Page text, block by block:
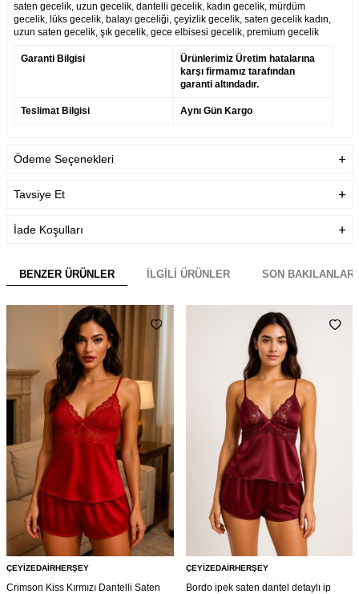
saten gecelik, uzun gecelik, dantelli gecelik, kadın gecelik, mürdüm
gecelik, lüks gecelik, balayı geceliği, çeyizlik gecelik, saten gecelik kadın,
uzun saten gecelik, şık gecelik, gece elbisesi gecelik, premium gecelik
Garanti Bilgisi
Ürünlerimiz Üretim hatalarına
karşı firmamız tarafından
garanti altındadır.
Teslimat Bilgisi Aynı Gün Kargo
Ödeme Seçenekleri
Tavsiye Et
İade Koşulları
BENZER ÜRÜNLER İLGILI ÜRÜNLER SON BAKILANLAR
ÇEYIZEDAIRHERŞEY
Crimson Kiss Kırmızı Dantelli Saten
ÇEYIZEDAIRHERŞEY
Bordo ipek saten dantel detaylı ip